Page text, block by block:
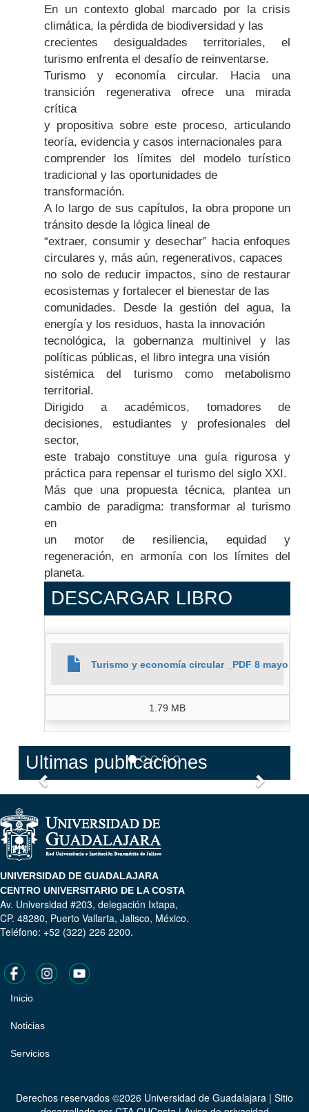
Body
En un contexto global marcado por la crisis
climática, la pérdida de biodiversidad y las
crecientes desigualdades territoriales, el
turismo enfrenta el desafío de reinventarse.
Turismo y economía circular. Hacia una
transición regenerativa ofrece una mirada
crítica
y propositiva sobre este proceso, articulando
teoría, evidencia y casos internacionales para
comprender los límites del modelo turístico
tradicional y las oportunidades de
transformación.
A lo largo de sus capítulos, la obra propone un
tránsito desde la lógica lineal de
“extraer, consumir y desechar” hacia enfoques
circulares y, más aún, regenerativos, capaces
no solo de reducir impactos, sino de restaurar
ecosistemas y fortalecer el bienestar de las
comunidades. Desde la gestión del agua, la
energía y los residuos, hasta la innovación
tecnológica, la gobernanza multinivel y las
políticas públicas, el libro integra una visión
sistémica del turismo como metabolismo
territorial.
Dirigido a académicos, tomadores de
decisiones, estudiantes y profesionales del
sector,
este trabajo constituye una guía rigurosa y
práctica para repensar el turismo del siglo XXI.
Más que una propuesta técnica, plantea un
cambio de paradigma: transformar al turismo
en
un motor de resiliencia, equidad y
regeneración, en armonía con los límites del
planeta.
DESCARGAR LIBRO
Turismo y economía circular _PDF 8 mayo
1.79 MB
Ultimas publicaciones
Anterior
UNIVERSIDAD DE GUADALAJARA
CENTRO UNIVERSITARIO DE LA COSTA
Av. Universidad #203, delegación Ixtapa,
CP. 48280, Puerto Vallarta, Jalisco, México.
Teléfono: +52 (322) 226 2200.
Pie
de
página
Inicio
Noticias
Servicios
Derechos reservados ©2026 Universidad de Guadalajara | Sitio